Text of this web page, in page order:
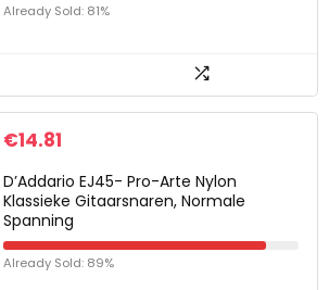
Already Sold: 81%
€14.81
D’Addario EJ45- Pro-Arte Nylon
Klassieke Gitaarsnaren, Normale
Spanning
Already Sold: 89%